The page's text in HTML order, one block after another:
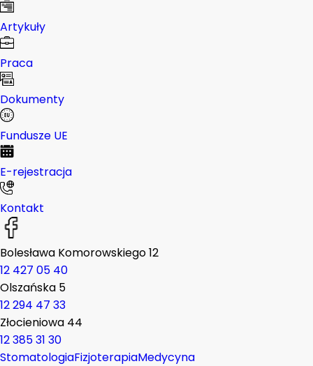
Artykuły
Praca
Dokumenty
Fundusze UE
E-rejestracja
Kontakt
Bolesława Komorowskiego 12
12 427 05 40
Olszańska 5
12 294 47 33
Złocieniowa 44
12 385 31 30
StomatologiaFizjoterapiaMedycyna